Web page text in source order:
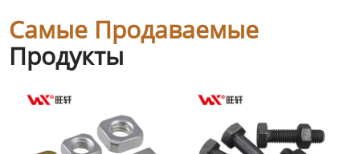
Самые Продаваемые
Продукты